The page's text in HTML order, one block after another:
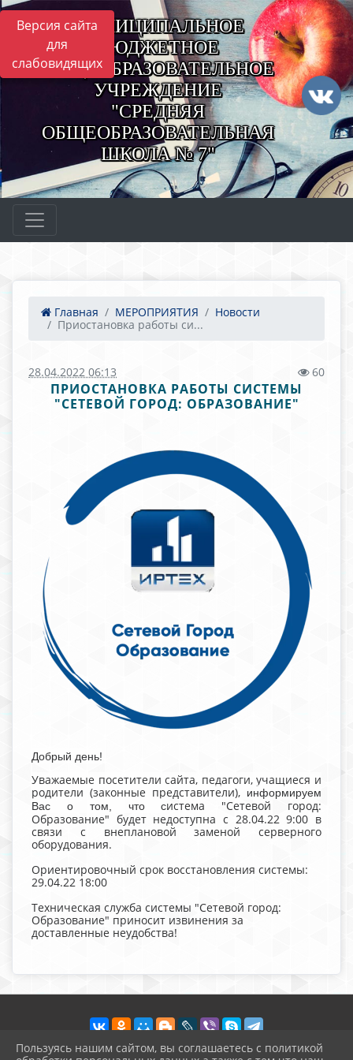
Версия сайта
для
слабовидящих
МУНИЦИПАЛЬНОЕ
БЮДЖЕТНОЕ
ОБЩЕОБРАЗОВАТЕЛЬНОЕ
УЧРЕЖДЕНИЕ
"СРЕДНЯЯ
ОБЩЕОБРАЗОВАТЕЛЬНАЯ
ШКОЛА № 7"
Главная МЕРОПРИЯТИЯ
Новости
Приостановка работы си...
28.04.2022 06:13 60
ПРИОСТАНОВКА РАБОТЫ СИСТЕМЫ
"СЕТЕВОЙ ГОРОД: ОБРАЗОВАНИЕ"
Добрый день!
Уважаемые посетители сайта, педагоги, учащиеся и
родители (законные представители), информируем
Вас о том, что система "Сетевой город:
Образование" будет недоступна с 28.04.22 9:00 в
связи с внеплановой заменой серверного
оборудования.
Ориентировочный срок восстановления системы:
29.04.22 18:00
Техническая служба системы "Сетевой город:
Образование" приносит извинения за
доставленные неудобства!
Пользуясь нашим сайтом, вы соглашаетесь с политикой